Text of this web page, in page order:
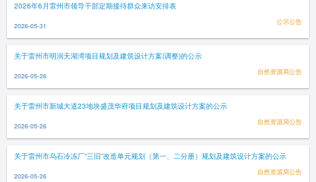
2026年6月雷州市领导干部定期接待群众来访安排表
2026-05-31 公示公告
关于雷州市明润天湖湾项目规划及建筑设计方案(调整)的公示
2026-05-26 自然资源局公告
关于雷州市新城大道23地块盛茂华府项目规划及建筑设计方案的公示
2026-05-26 自然资源局公告
关于雷州市乌石冷冻厂“三旧”改造单元规划（第一、二分册）规划及建筑设计方案的公示
2026-05-26 自然资源局公告